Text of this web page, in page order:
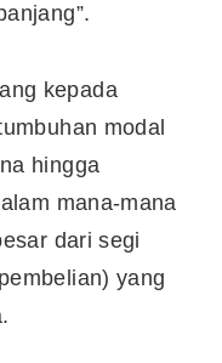
kepada
modal
hingga
mana-mana
dari segi
yang